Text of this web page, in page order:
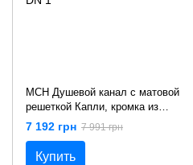
MCH Душевой канал с матовой
решеткой Капли, кромка из
нержавеющей стали,
вертикальный выпуск, DN40,
650 мм. CH 650/S40 DN 1
7 192 грн 7 991 грн
Купить